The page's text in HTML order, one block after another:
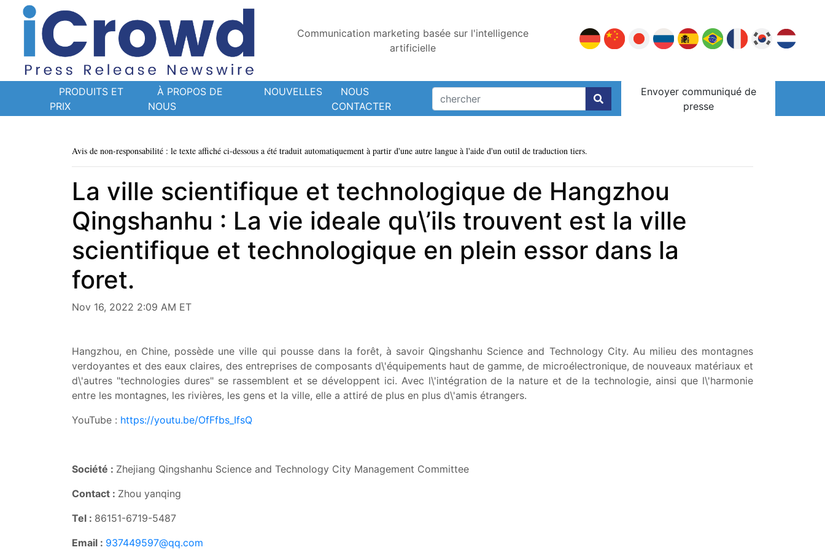
Communication marketing basée sur l'intelligence
artificielle
PRODUITS ET
PRIX
À PROPOS DE
NOUS
NOUVELLES
NOUS
CONTACTER
Envoyer communiqué de
presse
Avis de non-responsabilité : le texte affiché ci-dessous a été traduit automatiquement à partir d'une autre langue à l'aide d'un outil de traduction tiers.
La ville scientifique et technologique de Hangzhou
Qingshanhu : La vie ideale qu\’ils trouvent est la ville
scientifique et technologique en plein essor dans la
foret.
Nov 16, 2022 2:09 AM ET
Hangzhou, en Chine, possède une ville qui pousse dans la forêt, à savoir Qingshanhu Science and Technology City. Au milieu des montagnes
verdoyantes et des eaux claires, des entreprises de composants d\'équipements haut de gamme, de microélectronique, de nouveaux matériaux et
d\'autres "technologies dures" se rassemblent et se développent ici. Avec l\'intégration de la nature et de la technologie, ainsi que l\'harmonie
entre les montagnes, les rivières, les gens et la ville, elle a attiré de plus en plus d\'amis étrangers.
YouTube : https://youtu.be/OfFfbs_IfsQ
Société : Zhejiang Qingshanhu Science and Technology City Management Committee
Contact : Zhou yanqing
Tel : 86151-6719-5487
Email : 937449597@qq.com